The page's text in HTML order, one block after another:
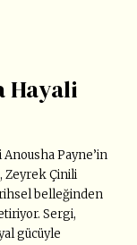
Hayali
Payne’in
Zeyrek Çinili
belleğinden
Sergi,
gücüyle